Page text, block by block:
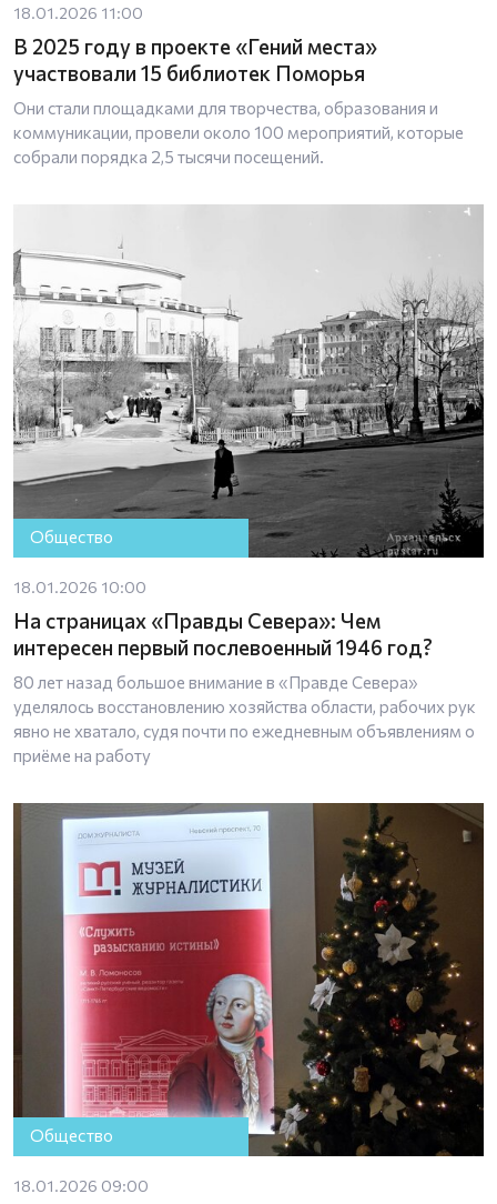
18.01.2026 11:00
В 2025 году в проекте «Гений места»
участвовали 15 библиотек Поморья
Они стали площадками для творчества, образования и
коммуникации, провели около 100 мероприятий, которые
собрали порядка 2,5 тысячи посещений.
Общество
18.01.2026 10:00
На страницах «Правды Севера»: Чем
интересен первый послевоенный 1946 год?
80 лет назад большое внимание в «Правде Севера»
уделялось восстановлению хозяйства области, рабочих рук
явно не хватало, судя почти по ежедневным объявлениям о
приёме на работу
Общество
18.01.2026 09:00